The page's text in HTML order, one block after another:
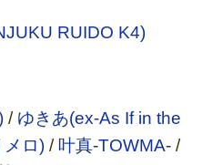
RUIDO K4)
/ ゆきあ(ex-As If in the
メロ)/叶真-TOWMA-/